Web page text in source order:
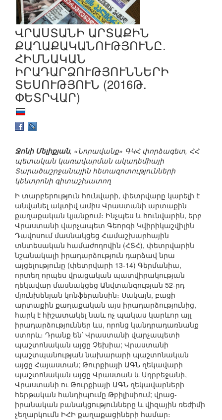
ՎՐԱՍՏԱՆԻ ԱՐՏԱՔԻՆ
ՔԱՂԱՔԱԿԱՆՈՒԹՅՈՒՆԸ.
ՀԻՄՆԱԿԱՆ
ԻՐԱԴԱՐՁՈՒԹՅՈՒՆՆԵՐԻ
ՏԵՍՈՒԹՅՈՒՆ (2016Թ.
ՓԵՏՐՎԱՐ)
Ջոնի Մելիքյան, «Նորավանք» ԳԿՀ փորձագետ, ՀՀ
պետական կառավարման ակադեմիայի
Տարածաշրջանային հետազոտությունների
կենտրոնի գիտաշխատող
Ի տարբերություն հունվարի, փետրվարը կարելի է
անվանել ակտիվ ամիս Վրաստանի արտաքին
քաղաքական կյանքում։ Ինչպես և հունվարին, երբ
Վրաստանի վարչապետ Գեորգի Կվիրիկաշվիլին
Դավոսում մասնակցեց Համաշխարհային
տնտեսական համաժողովին (ՀՏՀ), փետրվարին
նշանակալի իրադարձություն դարձավ նրա
այցելությունը (փետրվարի 13-14) Գերմանիա,
որտեղ որպես վրացական պատվիրակության
ղեկավար մասնակցեց Անվտանգության 52-րդ
մյունխենյան կոնֆերանսին։ Սակայն, բացի
արտաքին քաղաքական այս իրադարձությունից,
հարկ է հիշատակել նաև ոչ պակաս կարևոր այլ
իրադարձություններ ևս, որոնց կանդրադառնանք
ստորև։ Դրանք են՝ Վրաստանի վարչապետի
պաշտոնական այցը Չեխիա; Վրաստանի
պաշտպանության նախարարի պաշտոնական
այցը Հայաստան; Թուրքիայի ԱԳՆ ղեկավարի
պաշտոնական այցը Վրաստան և Ադրբեջանի,
Վրաստանի ու Թուրքիայի ԱԳՆ ղեկավարների
հերթական հանդիպումը Թբիլիսիում; վրաց-
իրանական բանակցությունները և վիզային ռեժիմի
չեղարկումն ԻՀԻ քաղաքացիների համար։